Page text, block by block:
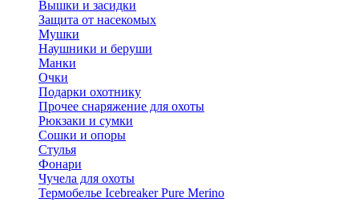
Вышки и засидки
Защита от насекомых
Мушки
Наушники и беруши
Манки
Очки
Подарки охотнику
Прочее снаряжение для охоты
Рюкзаки и сумки
Сошки и опоры
Стулья
Фонари
Чучела для охоты
Термобелье Icebreaker Pure Merino